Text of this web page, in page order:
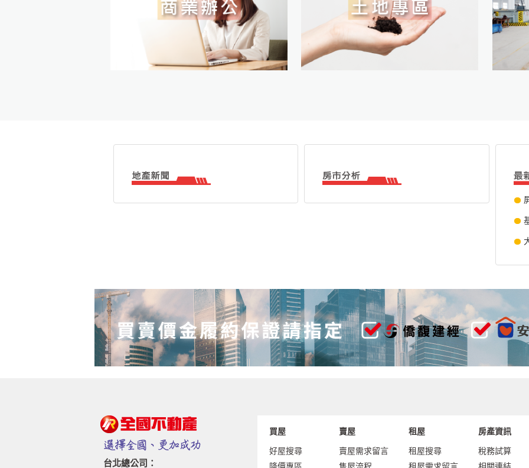
台北總公司：
買屋
好屋搜尋
賣屋
賣屋需求留言
租屋
租屋搜尋
房產資訊
稅務試算